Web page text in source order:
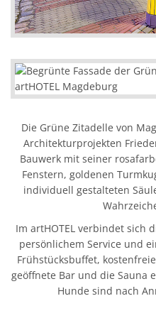
Die Grüne Zitadelle von
Architekturprojekten
Bauwerk mit seiner
Fenstern, goldenen
individuell gestalteten
Im artHOTEL verbindet sich
persönlichem Service und
Frühstücksbuffet,
geöffnete Bar und die Sauna
Hunde sind nach